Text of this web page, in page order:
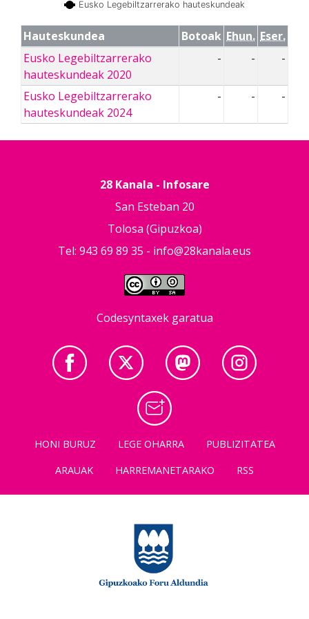
Eusko Legebiltzarrerako hauteskundeak
Hauteskundea Botoak Ehun. Eser.
Eusko Legebiltzarrerako
hauteskundeak 2020
- - -
Eusko Legebiltzarrerako
hauteskundeak 2024
- - -
28 Kanala - Infosare
San Esteban 20
Tolosa (Gipuzkoa)
Tel: 943 69 89 35 - info@28kanala.eus
Codesyntaxek garatua
HONI BURUZ LEGE OHARRA
PUBLIZITATEA
ARAUAK
HARREMANETARAKO RSS